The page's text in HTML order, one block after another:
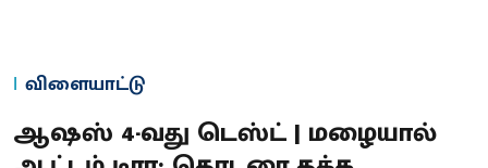
விளையாட்டு
ஆஷஸ் 4-வது டெஸ்ட் | மழையால்